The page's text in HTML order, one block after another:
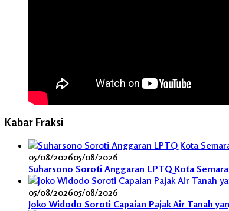
Kabar Fraksi
05/08/202605/08/2026
Suharsono Soroti Anggaran LPTQ Kota
05/08/202605/08/2026
Joko Widodo Soroti Capaian Pajak Air Tanah